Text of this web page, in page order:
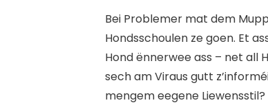
Bei Problemer mat dem
Hondsschoulen ze goen. Et
Hond ënnerwee ass – net all
sech am Viraus gutt
mengem eegene Liewensstil?